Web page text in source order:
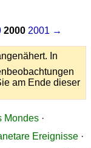
2000 2001 →
In
am Ende dieser
Mondes ·
Ereignisse ·